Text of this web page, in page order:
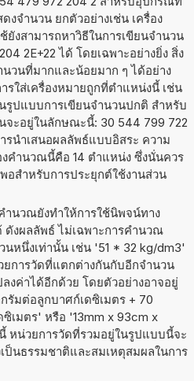
งจำนวน ยกตัวอย่างเช่น เครื่อง
งสามารถหาวิธีในการเขียนจำนวน
2E+22 ได้ โดยเฉพาะอย่างยิ่ง สิ่ง
วนที่มากและน้อยมาก ๆ ได้อย่าง
รใส่เครื่องหมายถูกที่ตำแหน่งนี้ เช่น
รูปแบบการเขียนจำนวนปกติ สำหรับ
จะอยู่ในลักษณะนี้: 30 544 799 722
รนำเสนอผลลัพธ์แบบอิสระ ความ
งคำนวณนี้คือ 14 ตำแหน่ง ซึ่งนั่นควร
อสำหรับการประยุกต์ใช้งานส่วน
ำนวณยังทำให้การใช้นิพจน์ทาง
งผลลัพธ์ ไม่เฉพาะการคำนวณ
หนึ่งเท่านั้น เช่น '51 * 32 kg/dm3'
ยการวัดที่แตกต่างกันกับอีกจำนวน
งค่าได้อีกด้วย โดยตัวอย่างอาจอยู่
มต่อลูกบาศก์เดซิเมตร + 70
เมตร' หรือ '13mm x 93cm x
หน่วยการวัดที่รวมอยู่ในรูปแบบนี้จะ
ป็นธรรมชาติและสมเหตุสมผลในการ